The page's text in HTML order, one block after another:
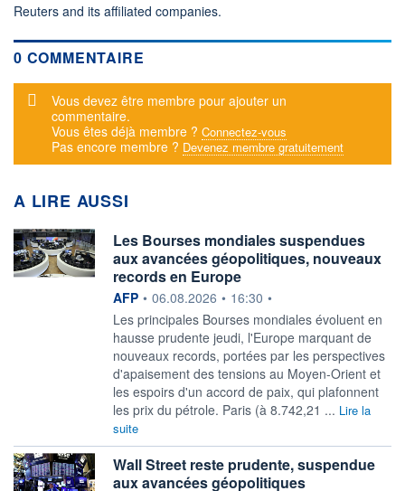
Reuters and its affiliated companies.
0 COMMENTAIRE
Message d'alerte
Vous devez être membre pour ajouter un
commentaire.
Vous êtes déjà membre ? Connectez-vous
Pas encore membre ? Devenez membre gratuitement
A LIRE AUSSI
Les Bourses mondiales suspendues
aux avancées géopolitiques, nouveaux
records en Europe
information fournie par
AFP • 06.08.2026 • 16:30 •
Les principales Bourses mondiales évoluent en
hausse prudente jeudi, l'Europe marquant de
nouveaux records, portées par les perspectives
d'apaisement des tensions au Moyen-Orient et
les espoirs d'un accord de paix, qui plafonnent
les prix du pétrole. Paris (à 8.742,21 ... Lire la
suite
Wall Street reste prudente, suspendue
aux avancées géopolitiques